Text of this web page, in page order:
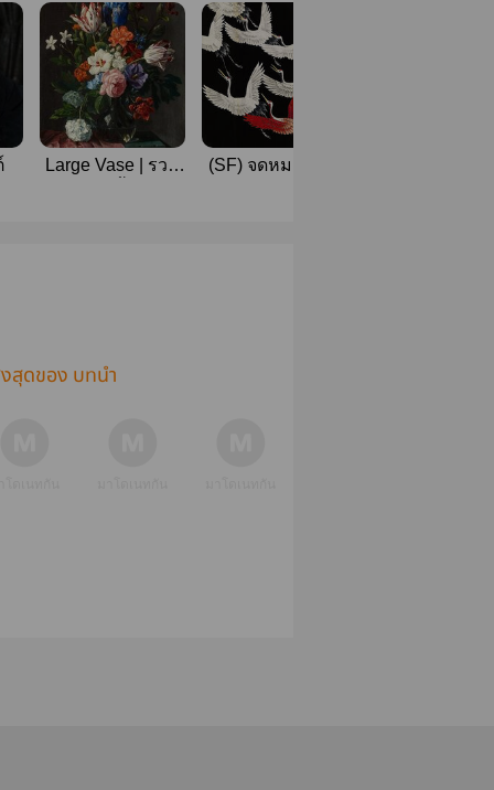
Large Vase | รวม
(SF) จดหมายเหตุ
สุดของ บทนำ